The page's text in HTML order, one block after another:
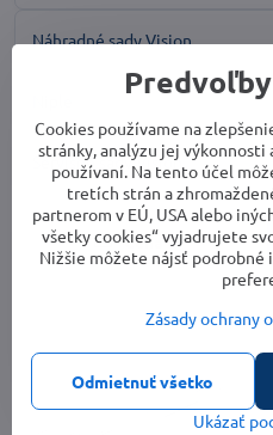
Náhradné sady Vision
Servisné sady Vision
Cena
Cookies používame na
stránky, analýzu jej výkonnosti
používaní. Na tento účel
tretích strán a
partnerom v EÚ, USA alebo
všetky cookies“ vyjadrujete
Nižšie môžete nájsť podrobné
Zásady ochrany
Ukázať
Odmietnuť všetko